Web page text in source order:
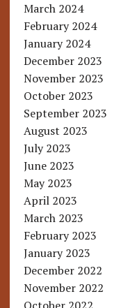
March 2024
February 2024
January 2024
December 2023
November 2023
October 2023
September 2023
August 2023
July 2023
June 2023
May 2023
April 2023
March 2023
February 2023
January 2023
December 2022
November 2022